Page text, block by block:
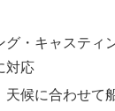
グ・キャスティ
対応
候に合わせて